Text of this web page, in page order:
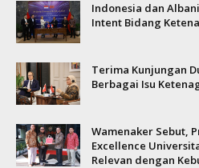
Indonesia dan
Intent Bidang
Terima Kunjungan
Berbagai Isu
Wamenaker Sebut,
Excellence
Relevan dengan